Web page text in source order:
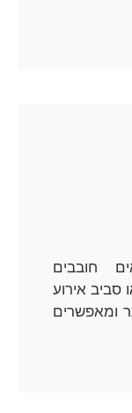
חובבים
אירוע
ומאפשרים